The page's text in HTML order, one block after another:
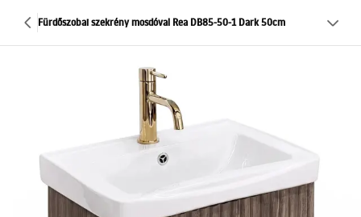
Fürdőszobai szekrény mosdóval Rea DB85-50-1 Dark 50cm